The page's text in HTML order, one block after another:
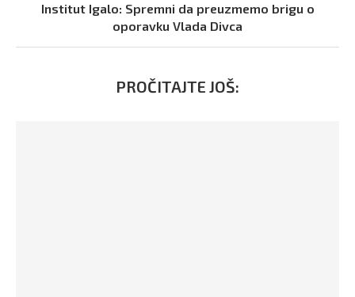
Institut Igalo: Spremni da preuzmemo brigu o
oporavku Vlada Divca
PROČITAJTE JOŠ: